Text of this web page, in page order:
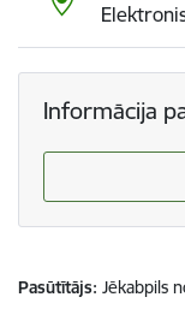
Informācija
Pasūtītājs Jēkabpils